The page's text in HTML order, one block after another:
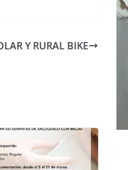
Y RURAL BIKE